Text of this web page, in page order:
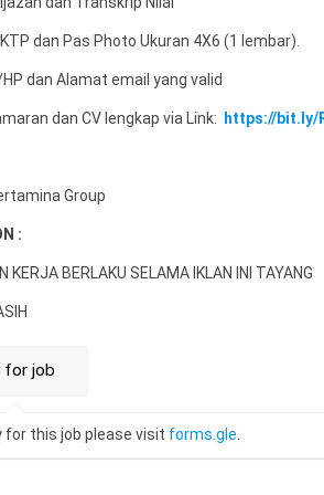
dan Pas Photo Ukuran 4X6 (1 lembar).
dan Alamat email yang valid
dan CV lengkap via Link: https://bit.ly/
Group
:
KERJA BERLAKU SELAMA IKLAN INI TAYANG
for this job please visit forms.gle.